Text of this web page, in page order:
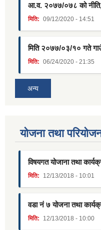
आ.व. २०७७/०७८ को
मिति: 09/12/2020 - 14:51
मिति २०७७/०३/१० गते
मिति: 06/24/2020 - 21:35
अन्य
याेजना तथा
विषयगत योजाना तथा
मिति: 12/13/2018 - 10:01
वडा नं ७ योजना तथा
मिति: 12/13/2018 - 10:00